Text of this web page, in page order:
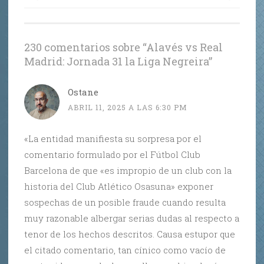
230 comentarios sobre “Alavés vs Real
Madrid: Jornada 31 la Liga Negreira”
Ostane
ABRIL 11, 2025 A LAS 6:30 PM
«La entidad manifiesta su sorpresa por el
comentario formulado por el Fútbol Club
Barcelona de que «es impropio de un club con la
historia del Club Atlético Osasuna» exponer
sospechas de un posible fraude cuando resulta
muy razonable albergar serias dudas al respecto a
tenor de los hechos descritos. Causa estupor que
el citado comentario, tan cínico como vacío de